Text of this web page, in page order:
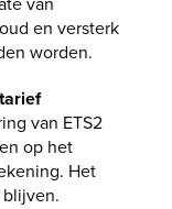
en versterk
worden.
van ETS2
op het
Het